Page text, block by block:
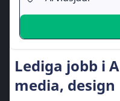
Lediga jobb i
media, design